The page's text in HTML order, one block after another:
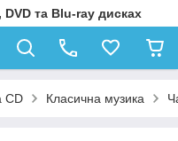
та Blu-ray дисках
CD Класична музика